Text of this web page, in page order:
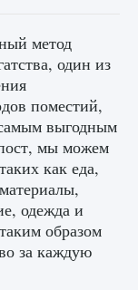
метод
один из
поместий,
выгодным
мы можем
как еда,
одежда и
образом
за каждую